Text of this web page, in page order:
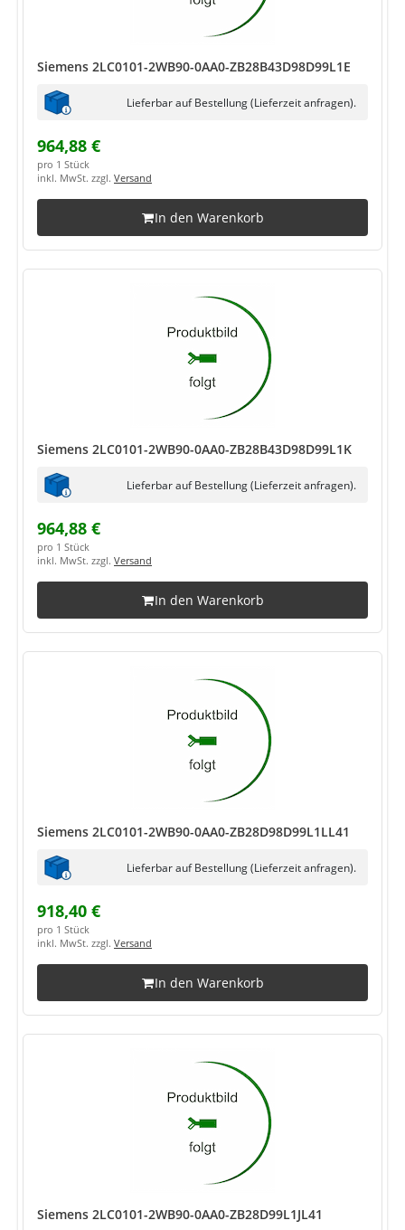
Siemens 2LC0101-2WB90-0AA0-ZB28B43D98D99L1E
Lieferbar auf Bestellung (Lieferzeit anfragen).
964,88 €
pro 1 Stück
inkl. MwSt. zzgl. Versand
In den Warenkorb
Siemens 2LC0101-2WB90-0AA0-ZB28B43D98D99L1K
Lieferbar auf Bestellung (Lieferzeit anfragen).
964,88 €
pro 1 Stück
inkl. MwSt. zzgl. Versand
In den Warenkorb
Siemens 2LC0101-2WB90-0AA0-ZB28D98D99L1LL41
Lieferbar auf Bestellung (Lieferzeit anfragen).
918,40 €
pro 1 Stück
inkl. MwSt. zzgl. Versand
In den Warenkorb
Siemens 2LC0101-2WB90-0AA0-ZB28D99L1JL41